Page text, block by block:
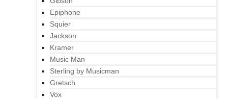
Epiphone
Squier
Jackson
Kramer
Music Man
Sterling by Musicman
Gretsch
Vox